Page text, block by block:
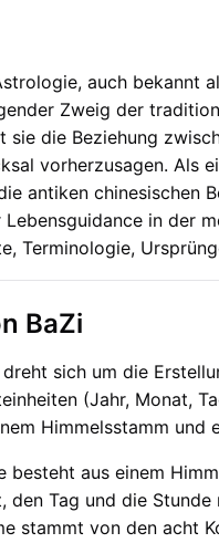
auch bekannt
Zweig der
die Beziehung
vorherzusagen. Als
antiken chinesischen
in der
Terminologie,
BaZi
sich um die
(Jahr, Monat,
Himmelsstamm und
besteht aus einem
den Tag und die Stunde
stammt von den acht